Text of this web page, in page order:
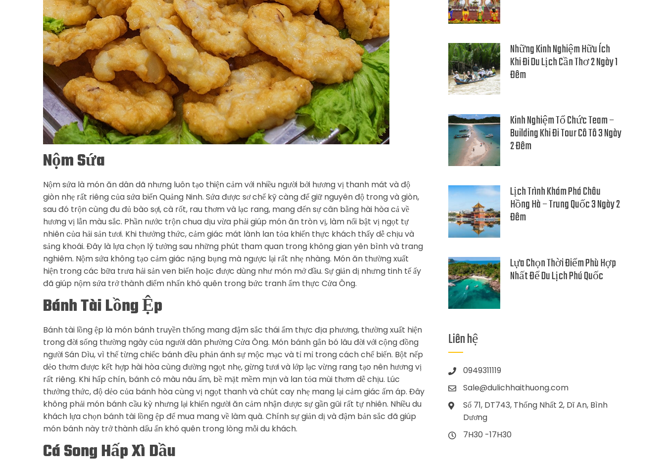
Nộm Sứa
Nộm sứa là món ăn dân dã nhưng luôn tạo thiện cảm với nhiều người bởi hương vị thanh mát và độ
giòn nhẹ rất riêng của sứa biển Quảng Ninh. Sứa được sơ chế kỹ càng để giữ nguyên độ trong và giòn,
sau đó trộn cùng đu đủ bào sợi, cà rốt, rau thơm và lạc rang, mang đến sự cân bằng hài hòa cả về
hương vị lẫn màu sắc. Phần nước trộn chua dịu vừa phải giúp món ăn tròn vị, làm nổi bật vị ngọt tự
nhiên của hải sản tươi. Khi thưởng thức, cảm giác mát lành lan tỏa khiến thực khách thấy dễ chịu và
sảng khoái. Đây là lựa chọn lý tưởng sau những phút tham quan trong không gian yên bình và trang
nghiêm. Nộm sứa không tạo cảm giác nặng bụng mà ngược lại rất nhẹ nhàng. Món ăn thường xuất
hiện trong các bữa trưa hải sản ven biển hoặc được dùng như món mở đầu. Sự giản dị nhưng tinh tế ấy
đã giúp nộm sứa trở thành điểm nhấn khó quên trong bức tranh ẩm thực Cửa Ông.
Bánh Tài Lồng Ệp
Bánh tài lồng ệp là món bánh truyền thống mang đậm sắc thái ẩm thực địa phương, thường xuất hiện
trong đời sống thường ngày của người dân phường Cửa Ông. Món bánh gắn bó lâu đời với cộng đồng
người Sán Dìu, vì thế từng chiếc bánh đều phản ánh sự mộc mạc và tỉ mỉ trong cách chế biến. Bột nếp
dẻo thơm được kết hợp hài hòa cùng đường ngọt nhẹ, gừng tươi và lớp lạc vừng rang tạo nên hương vị
rất riêng. Khi hấp chín, bánh có màu nâu ấm, bề mặt mềm mịn và lan tỏa mùi thơm dễ chịu. Lúc
thưởng thức, độ dẻo của bánh hòa cùng vị ngọt thanh và chút cay nhẹ mang lại cảm giác ấm áp. Đây
không phải món bánh cầu kỳ nhưng lại khiến người ăn cảm nhận được sự gần gũi rất tự nhiên. Nhiều du
khách lựa chọn bánh tài lồng ệp để mua mang về làm quà. Chính sự giản dị và đậm bản sắc đã giúp
món bánh này trở thành dấu ấn khó quên trong lòng mỗi du khách.
Cá Song Hấp Xì Dầu
Những Kinh Nghiệm Hữu Ích
Khi Đi Du Lịch Cần Thơ 2 Ngày 1
Đêm
Kinh Nghiệm Tổ Chức Team –
Building Khi Đi Tour Cô Tô 3 Ngày
2 Đêm
Lịch Trình Khám Phá Châu
Hồng Hà – Trung Quốc 3 Ngày 2
Đêm
Lựa Chọn Thời Điểm Phù Hợp
Nhất Để Du Lịch Phú Quốc
Liên hệ
0949311119
Sale@dulichhaithuong.com
Số 71, DT743, Thống Nhất 2, Dĩ An, Bình
Dương
7H30 -17H30